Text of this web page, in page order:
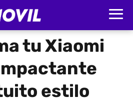
tu Xiaomi
estilo